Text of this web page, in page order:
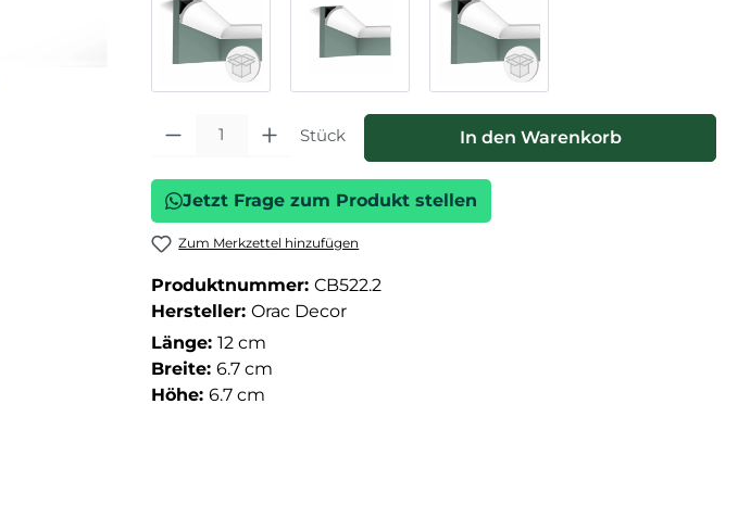
Produkt Anzahl: Gib den gewünschten Wert ein oder benutze die
Stück In den Warenkorb
Jetzt Frage zum Produkt stellen
Zum Merkzettel hinzufügen
Produktnummer: CB522.2
Hersteller: Orac Decor
Länge: 12 cm
Breite: 6.7 cm
Höhe: 6.7 cm